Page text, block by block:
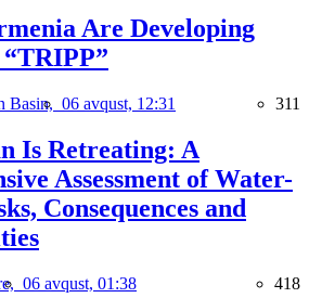
Are Developing
Basin, 06 avqust, 12:31 311
Is Retreating: A
Assessment of Water-
Consequences and
06 avqust, 01:38 418